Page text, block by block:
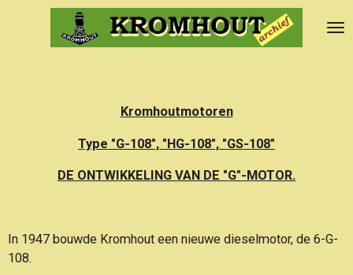
Kromhoutmotoren
Type "G-108", "HG-108", "GS-108"
DE ONTWIKKELING VAN DE "G"-MOTOR.
In 1947 bouwde Kromhout een nieuwe dieselmotor, de 6-G-
108.